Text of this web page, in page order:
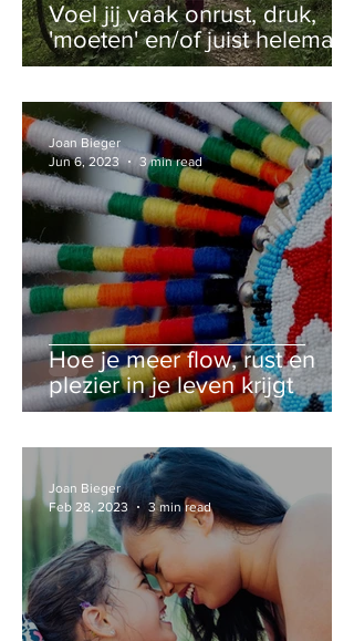
Voel jij vaak onrust, druk,
'moeten' en/of juist helemaal
op en leeg?
Hoe je meer flow, rust en
plezier in je leven krijgt
Joan Bieger
Jun 6, 2023
3 min read
Joan Bieger
Feb 28, 2023
3 min read